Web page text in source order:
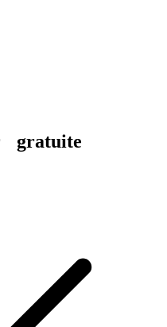
gratuite